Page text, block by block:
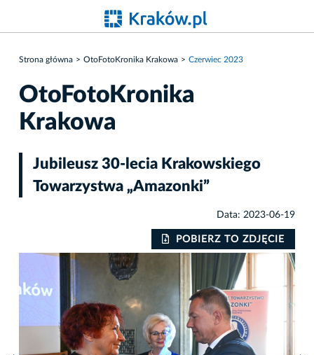
Strona główna OtoFotoKronika Krakowa Czerwiec 2023
OtoFotoKronika
Krakowa
Jubileusz 30-lecia Krakowskiego
Towarzystwa „Amazonki”
Data: 2023-06-19
POBIERZ TO ZDJĘCIE